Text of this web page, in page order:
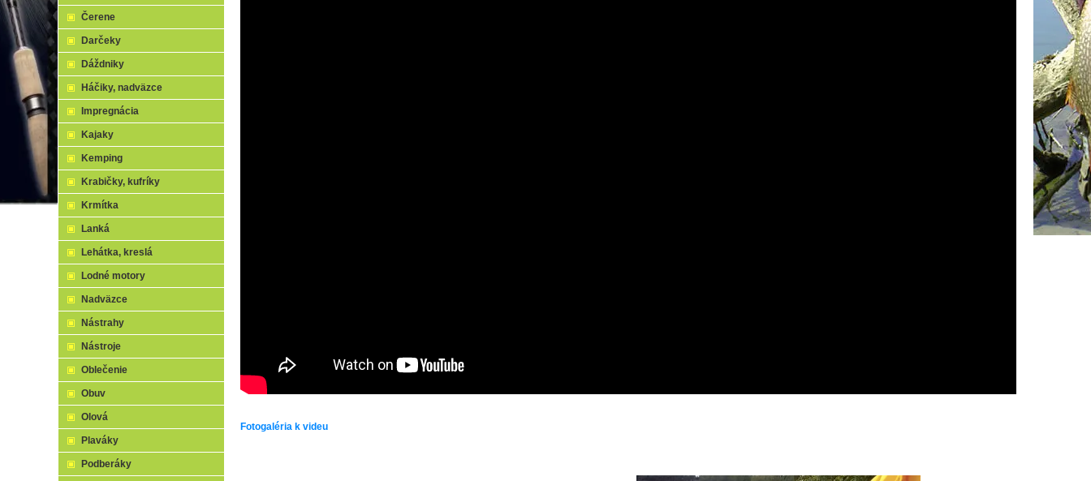
Fotogaléria k videu
Čerene
Darčeky
Dáždniky
Háčiky, nadväzce
Impregnácia
Kajaky
Kemping
Krabičky, kufríky
Krmítka
Lanká
Lehátka, kreslá
Lodné motory
Nadväzce
Nástrahy
Nástroje
Oblečenie
Obuv
Olová
Plaváky
Podberáky